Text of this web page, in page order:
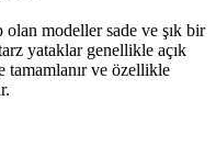
modeller sade ve şık bir
yataklar genellikle açık
tamamlanır ve özellikle